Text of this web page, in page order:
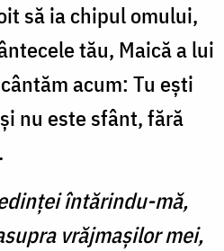
să ia chipul omului,
tău, Maică a lui
acum: Tu eşti
nu este sfânt, fără
întărin­du-mă,
vrăjmaşilor mei,